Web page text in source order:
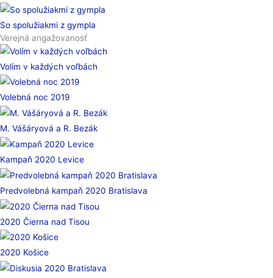
So spolužiakmi z gympla
Verejná angažovanosť
Volím v každých voľbách
Volebná noc 2019
M. Vášáryová a R. Bezák
Kampaň 2020 Levice
Predvolebná kampaň 2020 Bratislava
2020 Čierna nad Tisou
2020 Košice